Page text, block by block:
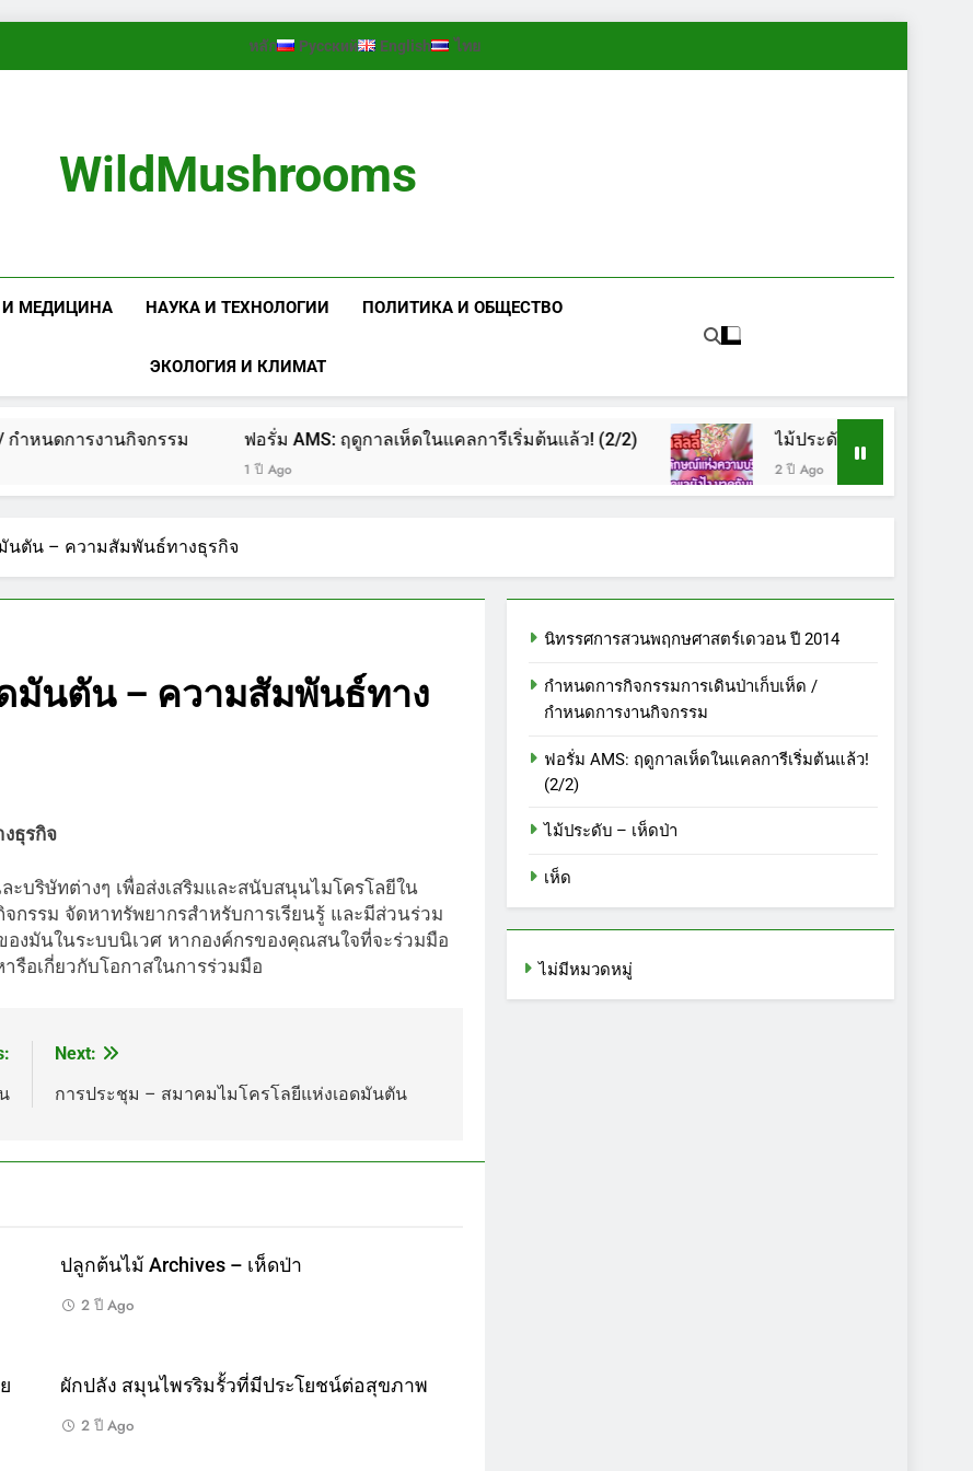
หลัก Русский English ไทย
WildMushrooms
И МЕДИЦИНА НАУКА И ТЕХНОЛОГИИ ПОЛИТИКА И ОБЩЕСТВО
ЭКОЛОГИЯ И КЛИМАТ
หนดการงานกิจกรรม ฟอรั่ม AMS: ฤดูกาลเห็ดในแคลการีเริ่มต้นแล้ว! (2/2)
1 ปี Ago
ไม้ประดับ – เห็ดป่า
2 ปี Ago
นตัน – ความสัมพันธ์ทางธุรกิจ
มันตัน – ความสัมพันธ์ทาง
ธุรกิจ
บริษัทต่างๆ เพื่อส่งเสริมและสนับสนุนไมโครโลยีใน
กรรม จัดหาทรัพยากรสำหรับการเรียนรู้ และมีส่วนร่วม
งมันในระบบนิเวศ หากองค์กรของคุณสนใจที่จะร่วมมือ
รือเกี่ยวกับโอกาสในการร่วมมือ
Next:
การประชุม – สมาคมไมโครโลยีแห่งเอดมันตัน
ปลูกต้นไม้ Archives – เห็ดป่า
2 ปี Ago
ผักปลัง สมุนไพรริมรั้วที่มีประโยชน์ต่อสุขภาพ
2 ปี Ago
นิทรรศการสวนพฤกษศาสตร์เดวอน ปี 2014
กำหนดการกิจกรรมการเดินป่าเก็บเห็ด /
กำหนดการงานกิจกรรม
ฟอรั่ม AMS: ฤดูกาลเห็ดในแคลการีเริ่มต้นแล้ว!
(2/2)
ไม้ประดับ – เห็ดป่า
เห็ด
ไม่มีหมวดหมู่